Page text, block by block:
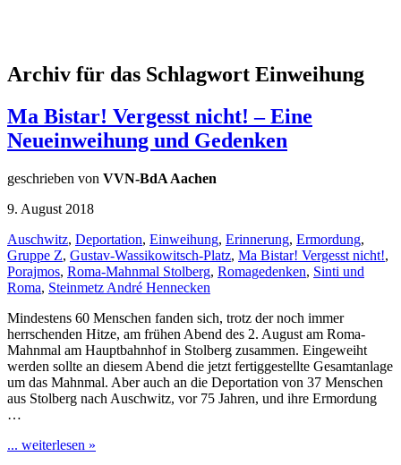
Archiv für das Schlagwort Einweihung
Ma Bistar! Vergesst nicht! – Eine
Neueinweihung und Gedenken
geschrieben von VVN-BdA Aachen
9. August 2018
Auschwitz, Deportation, Einweihung, Erinnerung, Ermordung,
Gruppe Z, Gustav-Wassikowitsch-Platz, Ma Bistar! Vergesst nicht!,
Porajmos, Roma-Mahnmal Stolberg, Romagedenken, Sinti und
Roma, Steinmetz André Hennecken
Mindestens 60 Menschen fanden sich, trotz der noch immer
herrschenden Hitze, am frühen Abend des 2. August am Roma-
Mahnmal am Hauptbahnhof in Stolberg zusammen. Eingeweiht
werden sollte an diesem Abend die jetzt fertiggestellte Gesamtanlage
um das Mahnmal. Aber auch an die Deportation von 37 Menschen
aus Stolberg nach Auschwitz, vor 75 Jahren, und ihre Ermordung
…
... weiterlesen »